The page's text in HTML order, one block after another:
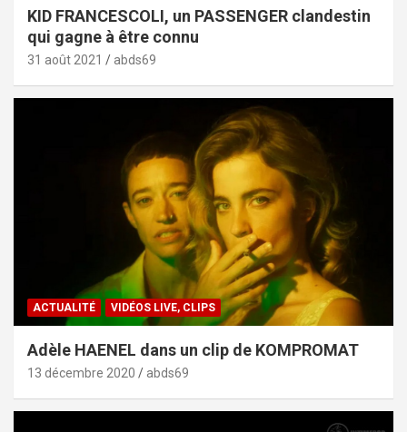
KID FRANCESCOLI, un PASSENGER clandestin
qui gagne à être connu
31 août 2021 abds69
ACTUALITÉ VIDÉOS LIVE, CLIPS
Adèle HAENEL dans un clip de KOMPROMAT
13 décembre 2020 abds69